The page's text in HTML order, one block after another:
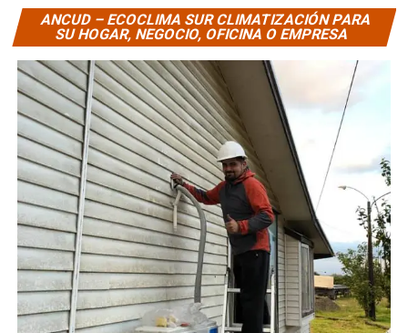
ANCUD – ECOCLIMA SUR CLIMATIZACIÓN PARA
SU HOGAR, NEGOCIO, OFICINA O EMPRESA